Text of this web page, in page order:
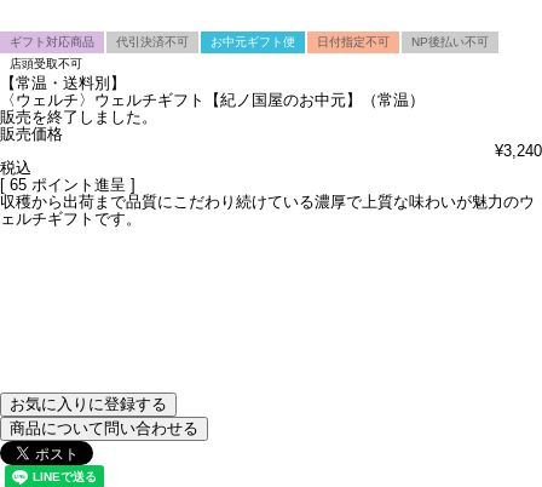
ギフト対応商品 代引決済不可 お中元ギフト便 日付指定不可
NP後払い不可
店頭受取不可
【常温・送料別】
〈ウェルチ〉ウェルチギフト【紀ノ国屋のお中元】（常温）
販売を終了しました。
販売価格
¥3,240
税込
[ 65 ポイント進呈 ]
収穫から出荷まで品質にこだわり続けている濃厚で上質な味わいが魅力のウ
ェルチギフトです。
お気に入りに登録する
商品について問い合わせる